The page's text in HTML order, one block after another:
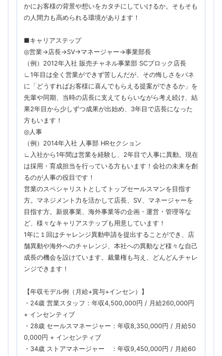
かにお客様の背景や想いをカタチにしていけるか。そもそも
の人間力も高められる環境があります！
■キャリアステップ
◎営業→店長→SV→マネージャー→事業部長
（例）2012年入社 販売チャネル事業部 SCブロック店長
∟1年目は全く営業ができず苦しんだが、その悔しさをバネ
に「どうすればお客様に喜んでもらえる提案ができるか」を
先輩や同期、当時の店長に支えてもらいながら考え続け、結
果2年目から少しずつ成果が出始め、3年目で店長になった
方もいます！
◎人事
（例）2014年入社 人事部 HRセクション
∟入社から1年間は営業を経験し、2年目で人事に異動。現在
は採用・育成担当を行っている方もいます！会社の未来を創
るのが人事の役目です！
営業のスペシャリストとしてトップセールスマンを目指す
方。マネジメント力を活かして店長、SV、マネージャーを
目指す方。新規事業、海外事業等の企画・運営・管理等な
ど、様々なキャリアステップも用意しています！
1年に１回はチャレンジ異動申請を提出することができ、店
舗異動や海外へのチャレンジ、本社への異動など様々な自己
成長の機会を設けています。裁量権も与え、どんどんチャレ
ンジできます！
【年収モデル例（月給+賞与+インセン）】
・24歳 営業スタッフ：年収4,500,000円 / 月給260,000円
+ インセンティブ
・28歳 セールスマネージャー：年収8,350,000円 / 月給50
0,000円 + インセンティブ
・34歳 ストアマネージャー ：年収9,450,000円 / 月給60